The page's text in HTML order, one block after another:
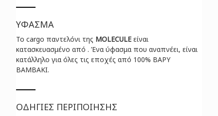
ΥΦΑΣΜΑ
Το cargo παντελόνι της MOLECULE είναι
κατασκευασμένο από . Ένα ύφασμα που αναπνέει, είναι
κατάλληλο για όλες τις εποχές από 100% ΒΑΡΥ
ΒΑΜΒΑΚΙ.
ΟΔΗΓΙΕΣ ΠΕΡΙΠΟΙΗΣΗΣ